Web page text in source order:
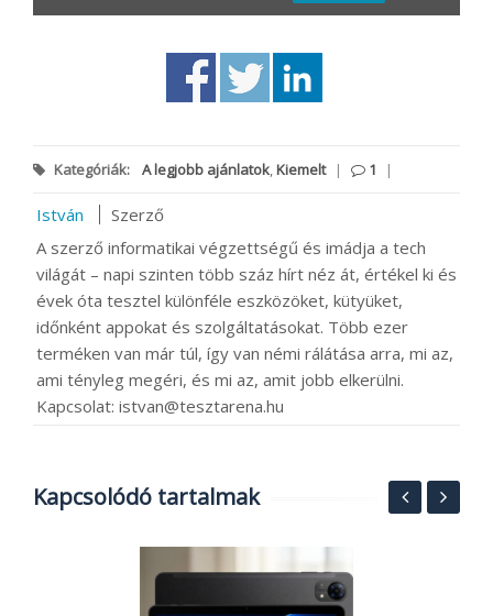
Kategóriák: A legjobb ajánlatok,Kiemelt | 1 |
István
Szerző
A szerző informatikai végzettségű és imádja a tech
világát – napi szinten több száz hírt néz át, értékel ki és
évek óta tesztel különféle eszközöket, kütyüket,
időnként appokat és szolgáltatásokat. Több ezer
terméken van már túl, így van némi rálátása arra, mi az,
ami tényleg megéri, és mi az, amit jobb elkerülni.
Kapcsolat: istvan@tesztarena.hu
Kapcsolódó tartalmak